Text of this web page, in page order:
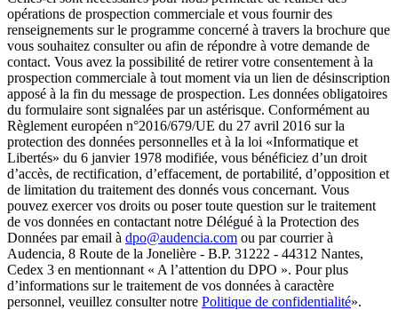
opérations de prospection commerciale et vous fournir des
renseignements sur le programme concerné à travers la brochure que
vous souhaitez consulter ou afin de répondre à votre demande de
contact. Vous avez la possibilité de retirer votre consentement à la
prospection commerciale à tout moment via un lien de désinscription
apposé à la fin du message de prospection. Les données obligatoires
du formulaire sont signalées par un astérisque. Conformément au
Règlement européen n°2016/679/UE du 27 avril 2016 sur la
protection des données personnelles et à la loi «Informatique et
Libertés» du 6 janvier 1978 modifiée, vous bénéficiez d’un droit
d’accès, de rectification, d’effacement, de portabilité, d’opposition et
de limitation du traitement des donnés vous concernant. Vous
pouvez exercer vos droits ou poser toute question sur le traitement
de vos données en contactant notre Délégué à la Protection des
Données par email à dpo@audencia.com ou par courrier à
Audencia, 8 Route de la Jonelière - B.P. 31222 - 44312 Nantes,
Cedex 3 en mentionnant « A l’attention du DPO ». Pour plus
d’informations sur le traitement de vos données à caractère
personnel, veuillez consulter notre Politique de confidentialité».